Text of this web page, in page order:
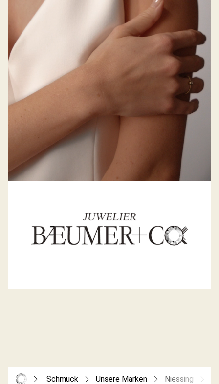
Exklusiv in Wuppertal